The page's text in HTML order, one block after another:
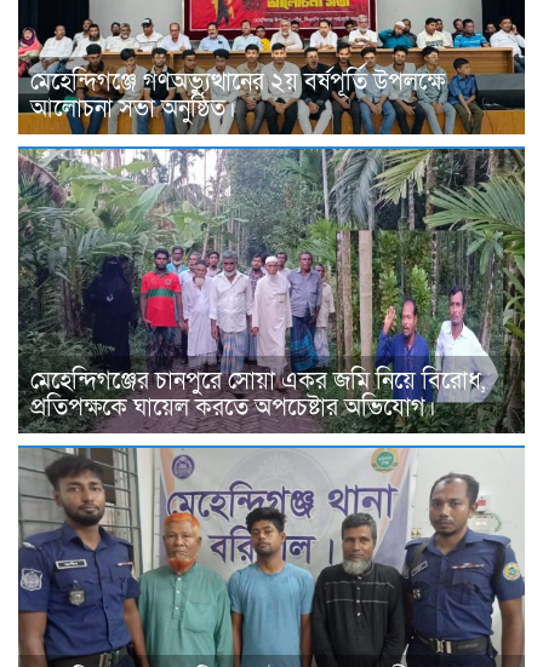
মেহেন্দিগঞ্জে গণঅভ্যুত্থানের ২য় বর্ষপূর্তি উপলক্ষে
আলোচনা সভা অনুষ্ঠিত।
মেহেন্দিগঞ্জের চানপুরে সোয়া একর জমি নিয়ে বিরোধ,
প্রতিপক্ষকে ঘায়েল করতে অপচেষ্টার অভিযোগ।